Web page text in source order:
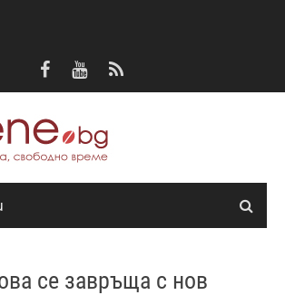
се завръща с нов